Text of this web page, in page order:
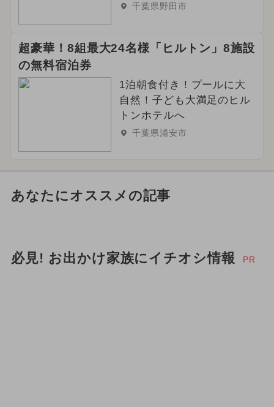
千葉県野田市
超豪華！8組最大24名様「ヒルトン」8施設
の無料宿泊券
1泊朝食付き！プールに大
自然！子ども大満足のヒル
トンホテルへ
千葉県浦安市
あなたにオススメの記事
必見! お出かけ家族にイチオシ情報 PR